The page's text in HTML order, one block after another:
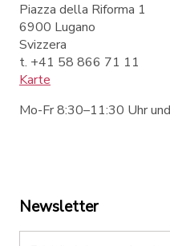
Piazza della Riforma 1
6900 Lugano
Svizzera
t. +41 58 866 71 11
Karte
Mo-Fr 8:30–11:30 Uhr
Newsletter